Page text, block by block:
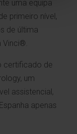
uma equipa
primeiro nível,
de última
Vinci®.
certificado de
um
assistencial,
apenas